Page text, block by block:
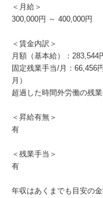
＜月給＞
300,000円 ～ 400,000円
＜賃金内訳＞
月額（基本給）：283,544
固定残業手当/月：66,456
月）
超過した時間外労働の残
＜昇給有無＞
有
＜残業手当＞
有
年収はあくまでも目安の